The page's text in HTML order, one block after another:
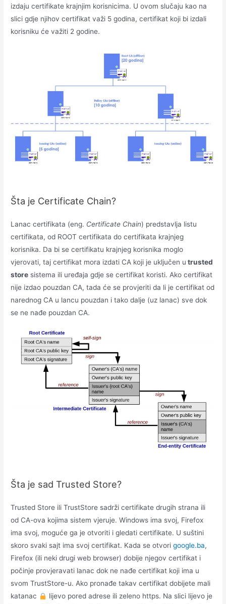
izdaju certifikate krajnjim korisnicima. U ovom slučaju kao na
slici gdje njihov certifikat važi 5 godina, certifikat koji bi izdali
korisniku će važiti 2 godine.
Šta je Certificate Chain?
Lanac certifikata (eng. Certificate Chain) predstavlja listu
certifikata, od ROOT certifikata do certifikata krajnjeg
korisnika. Da bi se certifikatu krajnjeg korisnika moglo
vjerovati, taj certifikat mora izdati CA koji je uključen u trusted
store sistema ili uređaja gdje se certifikat koristi. Ako certifikat
nije izdao pouzdan CA, tada će se provjeriti da li je certifikat od
narednog CA u lancu pouzdan i tako dalje (uz lanac) sve dok
se ne nađe pouzdan CA.
Šta je sad Trusted Store?
Trusted Store ili TrustStore sadrži certifikate drugih strana ili
od CA-ova kojima sistem vjeruje. Windows ima svoj, Firefox
ima svoj, moguće ga je otvoriti i gledati certifikate. U suštini
skoro svaki sajt ima svoj certifikat. Kada se otvorigoogle.ba,
Firefox (ili neki drugi web browser) dobije njegov certifikat i
počinje provjeravati lanac dok ne nađe certifikat koji ima u
svom TrustStore-u. Ako pronađe takav certifikat dobijete mali
katanac
lijevo pored adrese ili zeleno https. Na slici lijevo je